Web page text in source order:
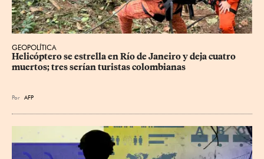
GEOPOLÍTICA
Helicóptero se estrella en Río de Janeiro y deja cuatro
muertos; tres serían turistas colombianas
Por AFP